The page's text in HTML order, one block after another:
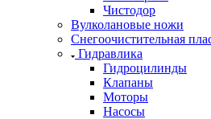
Чистодор
Вулколановые ножи
Снегоочистительная
Гидравлика
Гидроцилинды
Клапаны
Моторы
Насосы